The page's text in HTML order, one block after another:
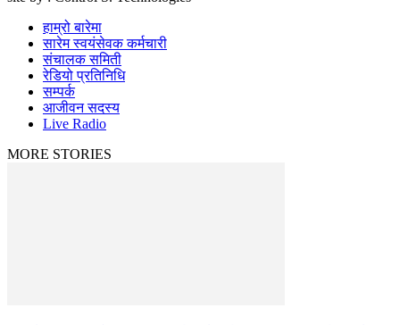
हाम्रो बारेमा
सारेम स्वयंसेवक कर्मचारी
संचालक समिती
रेडियो प्रतिनिधि
सम्पर्क
आजीवन सदस्य
Live Radio
MORE STORIES